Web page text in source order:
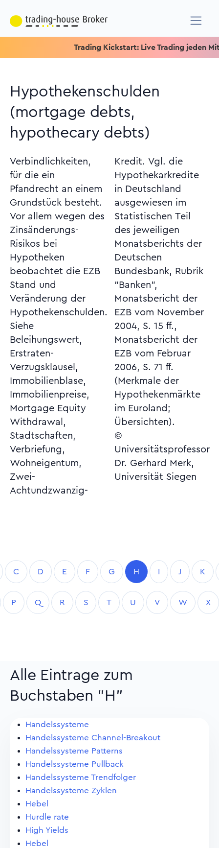
Trading Kickstart: Live Trading jeden
Hypothekenschulden
(mortgage debts,
hypothecary debts)
Verbindlichkeiten,
für die ein
Pfandrecht an einem
Grundstück besteht.
Vor allem wegen des
Zinsänderungs-
Risikos bei
Hypotheken
beobachtet die EZB
Stand und
Veränderung der
Hypothekenschulden.
Siehe
Beleihungswert,
Erstraten-
Verzugsklausel,
Immobilienblase,
Immobilienpreise,
Mortgage Equity
Withdrawal,
Stadtschaften,
Verbriefung,
Wohneigentum,
Zwei-
Achtundzwanzig-
Kredit. Vgl. die
Hypothekarkredite
in Deutschland
ausgewiesen im
Statistischen Teil
des jeweiligen
Monatsberichts der
Deutschen
Bundesbank, Rubrik
"Banken",
Monatsbericht der
EZB vom November
2004, S. 15 ff.,
Monatsbericht der
EZB vom Februar
2006, S. 71 ff.
(Merkmale der
Hypothekenmärkte
im Euroland;
Übersichten).
©
Universitätsprofessor
Dr. Gerhard Merk,
Universität Siegen
C D E F G H I J K
P Q R S T U V W X
Alle Eintrage zum
Buchstaben "H"
Handelssysteme
Handelssysteme Channel-Breakout
Handelssysteme Patterns
Handelssysteme Pullback
Handelssysteme Trendfolger
Handelssysteme Zyklen
Hebel
Hurdle rate
High Yields
Hebel